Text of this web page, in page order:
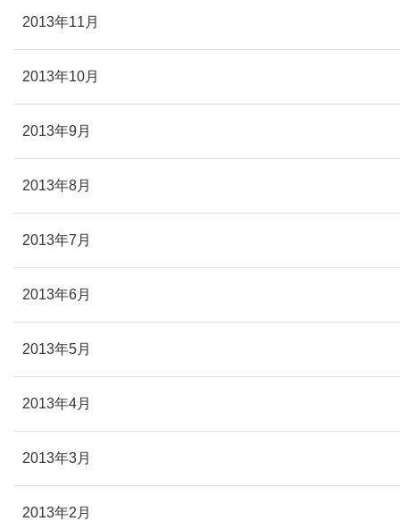
2013年11月
2013年10月
2013年9月
2013年8月
2013年7月
2013年6月
2013年5月
2013年4月
2013年3月
2013年2月